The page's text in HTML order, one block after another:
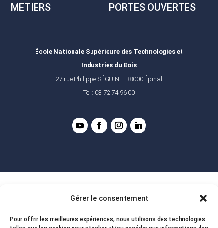
Gérer le consentement
Pour offrir les meilleures expériences, nous utilisons des technologies
METIERS
PORTES OUVERTES
École Nationale Supérieure des Technologies et
Industries du Bois
27 rue Philippe SÉGUIN – 88000 Épinal
Tél : 03 72 74 96 00